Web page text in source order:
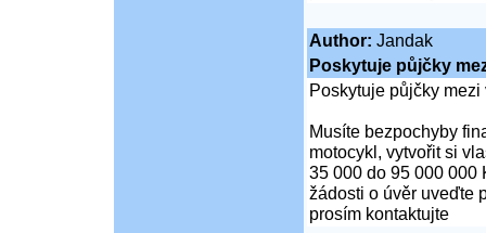
Author: Jandak
Poskytuje půjčky
Poskytuje půjčky
Musíte bezpochyby
motocykl, vytvořit si
35 000 do 95 000 000
žádosti o úvěr uveďte
prosím kontaktujte